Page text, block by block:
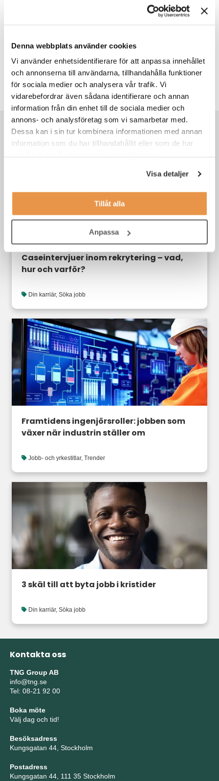
Denna webbplats använder cookies
Vi använder enhetsidentifierare för att anpassa innehållet
och annonserna till användarna, tillhandahålla funktioner
för sociala medier och analysera vår trafik. Vi
vidarebefordrar även sådana identifierare och annan
information från din enhet till de sociala medier och
annons- och analysföretag som vi samarbetar med.
Dessa kan i sin tur kombinera informationen med annan
information som du har tillhandahållit eller som de har
Visa detaljer
Tillåt alla
Anpassa
utbildnings- och byggsektorn har hon god insikt i hur
kompetensbehov uppstår och förändras i olika
kunder och kandidater möter i sin vardag. Hon har ett
särskilt fokus på ingenjörs- och teknikrekrytering och
kombinerar trendspaning med konkreta råd till
arbetsgivare, ingenjörer och konsulter. I sina texter
synliggör hon perspektiv som hjälper yrkesverksamma
att navigera nästa steg i karriären.
Rekommenderat för dig
Caseintervjuer inom rekrytering – vad,
hur och varför?
Din karriär, Söka jobb
Framtidens ingenjörsroller: jobben som
växer när industrin ställer om
Jobb- och yrkestitlar, Trender
3 skäl till att byta jobb i kristider
Din karriär, Söka jobb
Kontakta oss
TNG Group AB
info@tng.se
Tel: 08-21 92 00
Boka möte
Välj dag och tid!
Besöksadress
Kungsgatan 44, Stockholm
Postadress
Kungsgatan 44, 111 35 Stockholm